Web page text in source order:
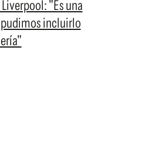
"Es una
pudimos incluirlo